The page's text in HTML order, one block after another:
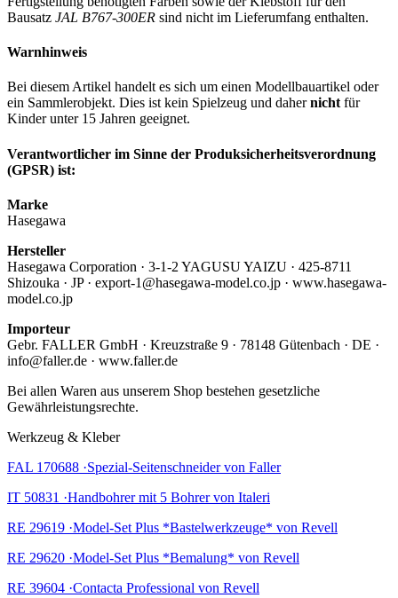
Bausatz JAL B767-300ER sind nicht im Lieferumfang enthalten.
Warnhinweis
Bei diesem Artikel handelt es sich um einen Modellbauartikel oder
ein Sammlerobjekt. Dies ist kein Spielzeug und dahernicht für
Kinder unter 15 Jahren geeignet.
Verantwortlicher im Sinne der Produksicherheitsverordnung
(GPSR) ist:
Marke
Hasegawa
Hersteller
Hasegawa Corporation · 3-1-2 YAGUSU YAIZU · 425-8711
Shizouka · JP · export-1@hasegawa-model.co.jp · www.hasegawa-
model.co.jp
Importeur
Gebr. FALLER GmbH · Kreuzstraße 9 · 78148 Gütenbach · DE ·
info@faller.de · www.faller.de
Bei allen Waren aus unserem Shop bestehen gesetzliche
Gewährleistungsrechte.
Werkzeug & Kleber
FAL 170688 ·Spezial-Seitenschneider von Faller
IT 50831 ·Handbohrer mit 5 Bohrer von Italeri
RE 29619 ·Model-Set Plus *Bastelwerkzeuge* von Revell
RE 29620 ·Model-Set Plus *Bemalung* von Revell
RE 39604 ·Contacta Professional von Revell